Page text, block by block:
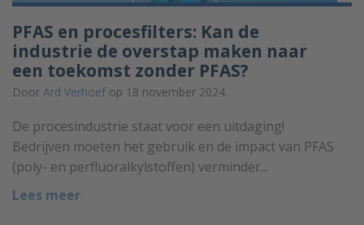
PFAS en procesfilters: Kan de
industrie de overstap maken naar
een toekomst zonder PFAS?
Door Ard Verhoef op 18 november 2024.
De procesindustrie staat voor een uitdaging!
Bedrijven moeten het gebruik en de impact van PFAS
(poly- en perfluoralkylstoffen) verminder...
Lees meer